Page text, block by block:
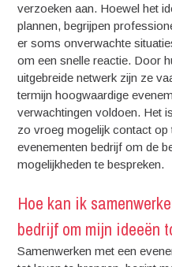
verzoeken aan. Hoewel het
plannen, begrijpen
er soms onverwachte
om een snelle reactie. Door
uitgebreide netwerk zijn ze
termijn hoogwaardige
verwachtingen voldoen. Het
zo vroeg mogelijk contact op
evenementen bedrijf om de
mogelijkheden te bespreken.
Hoe kan ik
bedrijf om mijn ideeën
Samenwerken met een